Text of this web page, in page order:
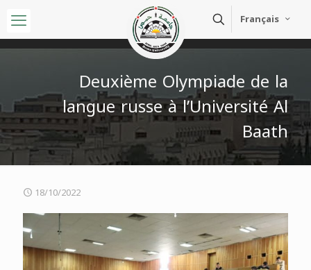
Français
Deuxième Olympiade de la
langue russe à l’Université Al
Baath
18/10/2022